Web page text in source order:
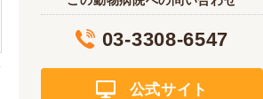
03-3308-6547
公式サイト